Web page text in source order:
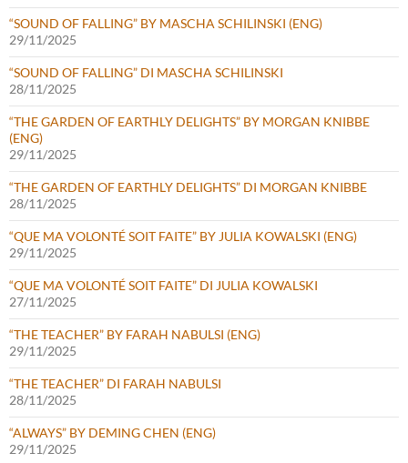
“SOUND OF FALLING” BY MASCHA SCHILINSKI (ENG)
29/11/2025
“SOUND OF FALLING” DI MASCHA SCHILINSKI
28/11/2025
“THE GARDEN OF EARTHLY DELIGHTS” BY MORGAN KNIBBE
(ENG)
29/11/2025
“THE GARDEN OF EARTHLY DELIGHTS” DI MORGAN KNIBBE
28/11/2025
“QUE MA VOLONTÉ SOIT FAITE” BY JULIA KOWALSKI (ENG)
29/11/2025
“QUE MA VOLONTÉ SOIT FAITE” DI JULIA KOWALSKI
27/11/2025
“THE TEACHER” BY FARAH NABULSI (ENG)
29/11/2025
“THE TEACHER” DI FARAH NABULSI
28/11/2025
“ALWAYS” BY DEMING CHEN (ENG)
29/11/2025